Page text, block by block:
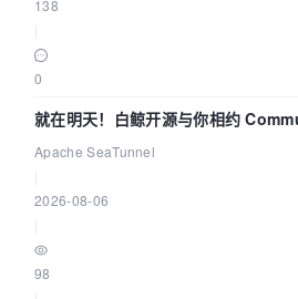
138
0
就在明天！白鲸开源与你相约
Asia 2026 主题演讲！
Apache SeaTunnel
2026-08-06
98